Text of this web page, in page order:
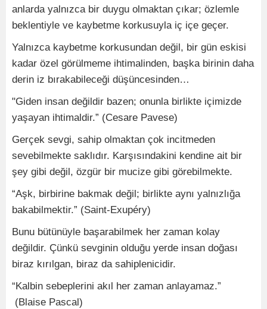
anlarda yalnızca bir duygu olmaktan çıkar; özlemle
beklentiyle ve kaybetme korkusuyla iç içe geçer.
Yalnızca kaybetme korkusundan değil, bir gün eskisi
kadar özel görülmeme ihtimalinden, başka birinin daha
derin iz bırakabileceği düşüncesinden…
"Giden insan değildir bazen; onunla birlikte içimizde
yaşayan ihtimaldir.” (Cesare Pavese)
Gerçek sevgi, sahip olmaktan çok incitmeden
sevebilmekte saklıdır. Karşısındakini kendine ait bir
şey gibi değil, özgür bir mucize gibi görebilmekte.
“Aşk, birbirine bakmak değil; birlikte aynı yalnızlığa
bakabilmektir.” (Saint-Exupéry)
Bunu bütünüyle başarabilmek her zaman kolay
değildir. Çünkü sevginin olduğu yerde insan doğası
biraz kırılgan, biraz da sahiplenicidir.
“Kalbin sebeplerini akıl her zaman anlayamaz.”
(Blaise Pascal)